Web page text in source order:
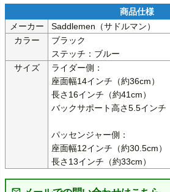
メーカー
Saddlemen（サドルマン）
カラー
ブラック
ステッチ：ブルー
サイズ
ライダー側：
座面幅14インチ（約36cm）
長さ16インチ（約41cm）
バックサポート高さ5.5インチ
パッセンジャー側：
座面幅12インチ（約30.5cm）
長さ13インチ（約33cm）